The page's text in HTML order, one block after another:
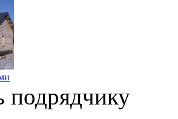
подрядчику